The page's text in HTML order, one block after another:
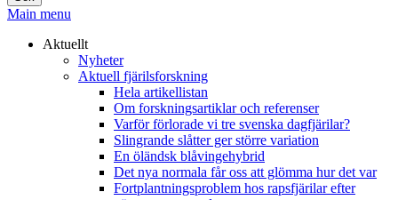
Main menu
Aktuellt
Nyheter
Aktuell fjärilsforskning
Hela artikellistan
Om forskningsartiklar och referenser
Varför förlorade vi tre svenska dagfjärilar?
Slingrande slåtter ger större variation
En öländsk blåvingehybrid
Det nya normala får oss att glömma hur det var
Fortplantningsproblem hos rapsfjärilar efter